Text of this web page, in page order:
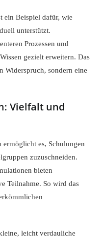
ein Beispiel dafür, wie
unterstützt.
Prozessen und
gezielt erweitern. Das
Widerspruch, sondern eine
Vielfalt und
es, Schulungen
zuzuschneiden.
bieten
Teilnahme. So wird das
leicht verdauliche